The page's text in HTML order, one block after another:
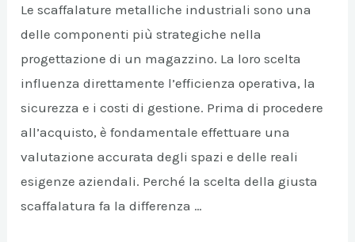
Le scaffalature metalliche industriali sono una
delle componenti più strategiche nella
progettazione di un magazzino. La loro scelta
influenza direttamente l’efficienza operativa, la
sicurezza e i costi di gestione. Prima di procedere
all’acquisto, è fondamentale effettuare una
valutazione accurata degli spazi e delle reali
esigenze aziendali. Perché la scelta della giusta
scaffalatura fa la differenza …